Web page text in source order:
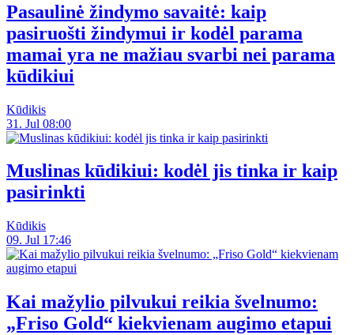
Pasaulinė žindymo savaitė: kaip
pasiruošti žindymui ir kodėl parama
mamai yra ne mažiau svarbi nei parama
kūdikiui
Kūdikis
31. Jul 08:00
Muslinas kūdikiui: kodėl jis tinka ir kaip
pasirinkti
Kūdikis
09. Jul 17:46
Kai mažylio pilvukui reikia švelnumo:
„Friso Gold“ kiekvienam augimo etapui